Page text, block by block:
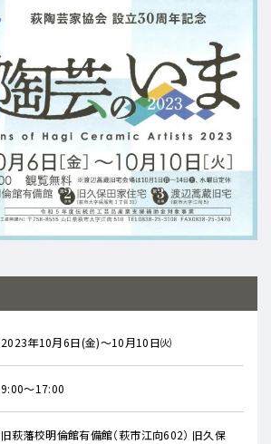
2023年10月6日(金)～10月10日㈫
9:00～17:00
旧萩藩校明倫館有備館（萩市江向602） 旧久保